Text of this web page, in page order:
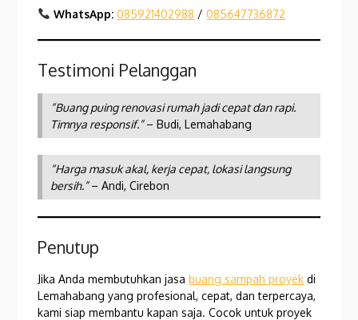
WhatsApp: 085921402988 /085647736872
Testimoni Pelanggan
“Buang puing renovasi rumah jadi cepat dan rapi.
Timnya responsif.”– Budi, Lemahabang
“Harga masuk akal, kerja cepat, lokasi langsung
bersih.”– Andi, Cirebon
Penutup
Jika Anda membutuhkan jasabuang sampah proyek di
Lemahabang yang profesional, cepat, dan terpercaya,
kami siap membantu kapan saja. Cocok untuk proyek